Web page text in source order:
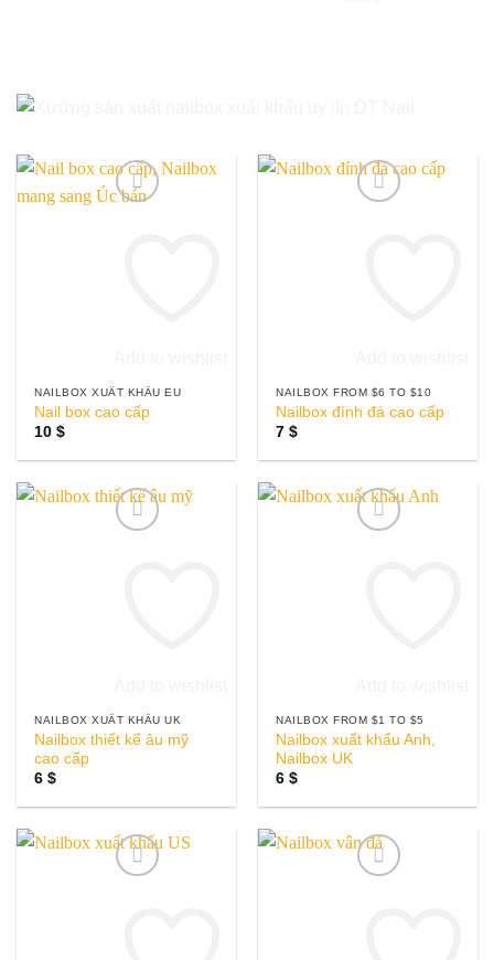
NAILBOX XUẤT KHẨU EU
Nail box cao cấp
10$
NAILBOX FROM $6 TO $10
Nailbox đính đá cao cấp
7$
NAILBOX XUẤT KHẨU UK
Nailbox thiết kế âu mỹ
cao cấp
6$
NAILBOX FROM $1 TO $5
Nailbox xuất khẩu Anh,
Nailbox UK
6$